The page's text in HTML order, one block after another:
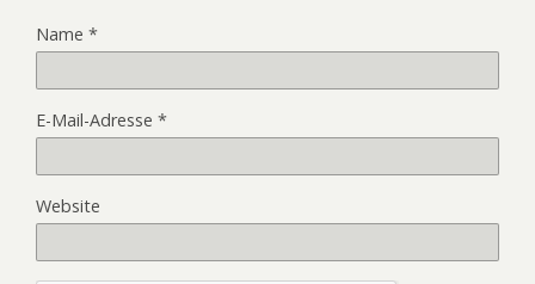
Name *
E-Mail-Adresse *
Website